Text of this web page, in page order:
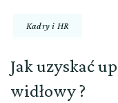
Kadry i HR
Jak uzyskać
widłowy ?